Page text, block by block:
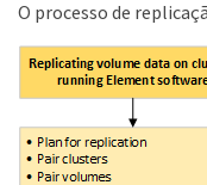
O processo de